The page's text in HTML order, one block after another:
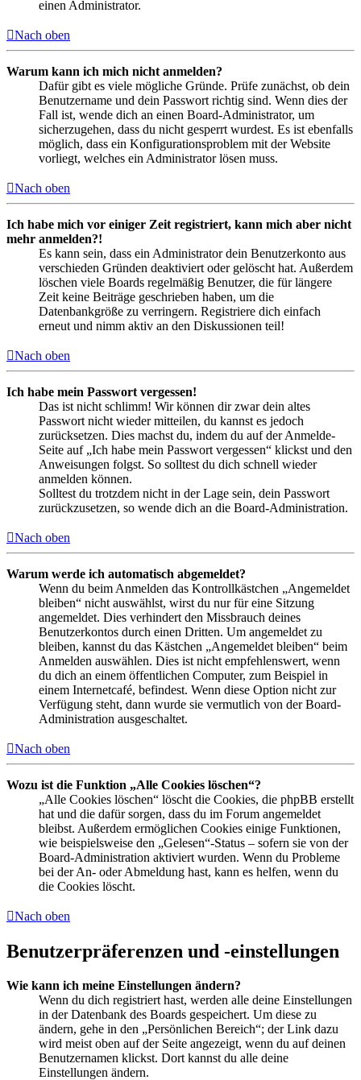
einen Administrator.
Nach oben
Warum kann ich mich nicht anmelden?
Dafür gibt es viele mögliche Gründe. Prüfe zunächst, ob dein
Benutzername und dein Passwort richtig sind. Wenn dies der
Fall ist, wende dich an einen Board-Administrator, um
sicherzugehen, dass du nicht gesperrt wurdest. Es ist ebenfalls
möglich, dass ein Konfigurationsproblem mit der Website
vorliegt, welches ein Administrator lösen muss.
Nach oben
Ich habe mich vor einiger Zeit registriert, kann mich aber nicht
mehr anmelden?!
Es kann sein, dass ein Administrator dein Benutzerkonto aus
verschieden Gründen deaktiviert oder gelöscht hat. Außerdem
löschen viele Boards regelmäßig Benutzer, die für längere
Zeit keine Beiträge geschrieben haben, um die
Datenbankgröße zu verringern. Registriere dich einfach
erneut und nimm aktiv an den Diskussionen teil!
Nach oben
Ich habe mein Passwort vergessen!
Das ist nicht schlimm! Wir können dir zwar dein altes
Passwort nicht wieder mitteilen, du kannst es jedoch
zurücksetzen. Dies machst du, indem du auf der Anmelde-
Seite auf „Ich habe mein Passwort vergessen“ klickst und den
Anweisungen folgst. So solltest du dich schnell wieder
anmelden können.
Solltest du trotzdem nicht in der Lage sein, dein Passwort
zurückzusetzen, so wende dich an die Board-Administration.
Nach oben
Warum werde ich automatisch abgemeldet?
Wenn du beim Anmelden das Kontrollkästchen „Angemeldet
bleiben“ nicht auswählst, wirst du nur für eine Sitzung
angemeldet. Dies verhindert den Missbrauch deines
Benutzerkontos durch einen Dritten. Um angemeldet zu
bleiben, kannst du das Kästchen „Angemeldet bleiben“ beim
Anmelden auswählen. Dies ist nicht empfehlenswert, wenn
du dich an einem öffentlichen Computer, zum Beispiel in
einem Internetcafé, befindest. Wenn diese Option nicht zur
Verfügung steht, dann wurde sie vermutlich von der Board-
Administration ausgeschaltet.
Nach oben
Wozu ist die Funktion „Alle Cookies löschen“?
„Alle Cookies löschen“ löscht die Cookies, die phpBB erstellt
hat und die dafür sorgen, dass du im Forum angemeldet
bleibst. Außerdem ermöglichen Cookies einige Funktionen,
wie beispielsweise den „Gelesen“-Status – sofern sie von der
Board-Administration aktiviert wurden. Wenn du Probleme
bei der An- oder Abmeldung hast, kann es helfen, wenn du
die Cookies löscht.
Nach oben
Benutzerpräferenzen und -einstellungen
Wie kann ich meine Einstellungen ändern?
Wenn du dich registriert hast, werden alle deine Einstellungen
in der Datenbank des Boards gespeichert. Um diese zu
ändern, gehe in den „Persönlichen Bereich“; der Link dazu
wird meist oben auf der Seite angezeigt, wenn du auf deinen
Benutzernamen klickst. Dort kannst du alle deine
Einstellungen ändern.